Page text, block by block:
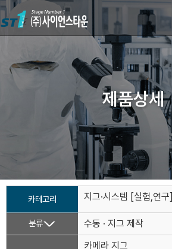
제품상세
카테고리 지그·시스템 [실험,연구]
분류
수동 · 지그 제작
카메라 지그